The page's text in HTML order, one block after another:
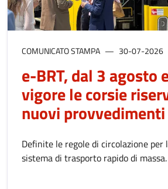
COMUNICATO STAMPA 30-07-2026
e-BRT, dal 3 agosto
vigore le corsie
nuovi
Definite le regole di circolazione per
sistema di trasporto rapido di massa.